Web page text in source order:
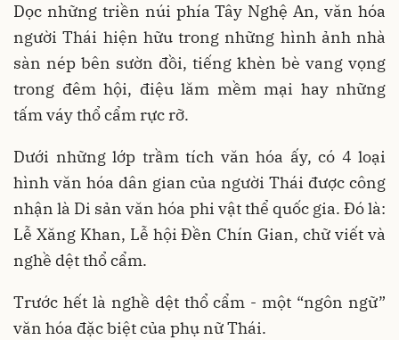
Dọc những triền núi phía Tây Nghệ An, văn hóa
người Thái hiện hữu trong những hình ảnh nhà
sàn nép bên sườn đồi, tiếng khèn bè vang vọng
trong đêm hội, điệu lăm mềm mại hay những
tấm váy thổ cẩm rực rỡ.
Dưới những lớp trầm tích văn hóa ấy, có 4 loại
hình văn hóa dân gian của người Thái được công
nhận là Di sản văn hóa phi vật thể quốc gia. Đó là:
Lễ Xăng Khan, Lễ hội Đền Chín Gian, chữ viết và
nghề dệt thổ cẩm.
Trước hết là nghề dệt thổ cẩm - một “ngôn ngữ”
văn hóa đặc biệt của phụ nữ Thái.